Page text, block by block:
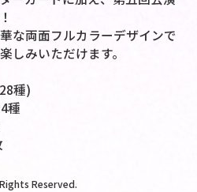
な両面フルカラーデザインで
しみいただけます。
種)
種
Reserved.